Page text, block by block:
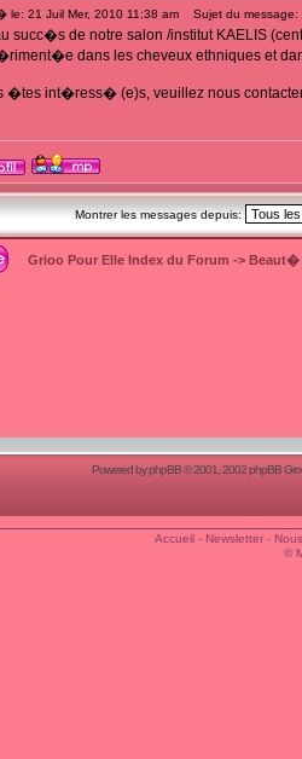
le: 21 Juil Mer, 2010 11:38 am Sujet du message:
succ�s de notre salon /institut KAELIS
dans les cheveux ethniques et
�tes int�ress� (e)s, veuillez nous
Montrer les messages depuis:
Grioo Pour Elle Index du Forum -> Beaut�
Powered byphpBB© 2001, 2002 phpBB
Accueil- Newsletter-
©